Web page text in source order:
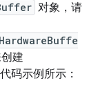
对象，请
建
码示例所示：